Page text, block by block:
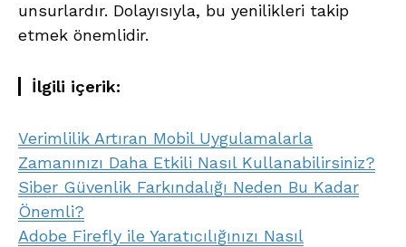
unsurlardır. Dolayısıyla, bu yenilikleri takip
etmek önemlidir.
İlgili içerik:
Verimlilik Artıran Mobil Uygulamalarla
Zamanınızı Daha Etkili Nasıl Kullanabilirsiniz?
Siber Güvenlik Farkındalığı Neden Bu Kadar
Önemli?
Adobe Firefly ile Yaratıcılığınızı Nasıl